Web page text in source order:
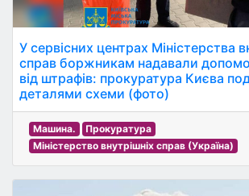
У сервісних центрах Міністерства
справ боржникам надавали
від штрафів: прокуратура Києва
деталями схеми (фото)
Машина.
Прокуратура
Міністерство внутрішніх справ (Україна)